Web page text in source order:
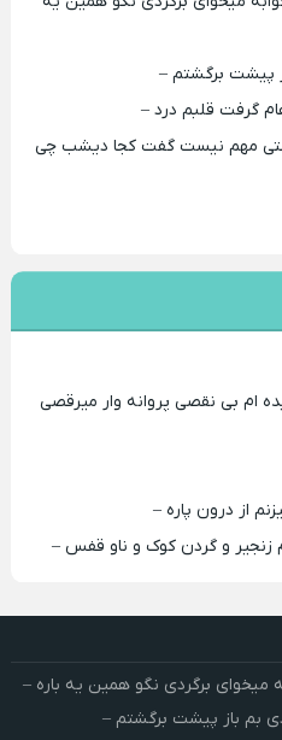
پیشت برگشتم –
گرفت قلبم درد –
مهم نیست گفت کجا دیشب چی
ام بی نقصی پروانه وار میرقصی
از درون پاره –
زﻧﺠﻴﺮ و ﮔﺮدن ﻛﻮک و ﻧﺎو ﻗﻔﺲ –
برگردی نگو همین یه باره –
بم باز پیشت برگشتم –